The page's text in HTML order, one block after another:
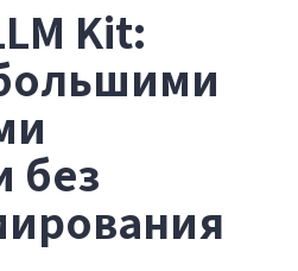
Курсы
Kit:
без